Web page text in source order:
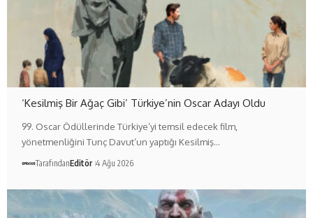
‘Kesilmiş Bir Ağaç Gibi’ Türkiye’nin Oscar Adayı Oldu
99. Oscar Ödüllerinde Türkiye’yi temsil edecek film,
yönetmenliğini Tunç Davut’un yaptığı Kesilmiş…
TarafındanEditör 4 Ağu 2026